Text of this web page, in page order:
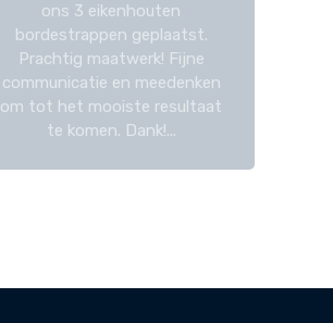
ons 3 eikenhouten
bordestrappen geplaatst.
Prachtig maatwerk! Fijne
communicatie en meedenken
om tot het mooiste resultaat
te komen. Dank!...